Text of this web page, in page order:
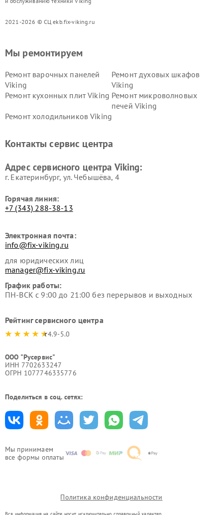
2021-2026 © СЦ ekb.fix-viking.ru
Мы принимаем
все формы оплаты
Мы ремонтируем
Ремонт варочных панелей
Viking
Ремонт духовых шкафов
Viking
Ремонт кухонных плит Viking Ремонт микроволновых
печей Viking
Ремонт холодильников Viking
Контакты сервис центра
Адрес сервисного центра Viking:
г. Екатеринбург, ул. Чебышёва, 4
Горячая линия:
+7 (343) 288-38-13
Электронная почта:
info@fix-viking.ru
для юридических лиц
manager@fix-viking.ru
График работы:
ПН-ВСК с 9:00 до 21:00 без перерывов и выходных
Рейтинг сервисного центра
4.9-5.0
ООО "Русервис"
ИНН 7702633247
ОГРН 1077746335776
Поделиться в соц. сетях:
Политика конфиденциальности